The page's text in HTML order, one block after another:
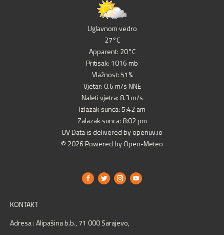
Uglavnom vedro
27°C
Apparent: 20°C
Pritisak: 1016 mb
Vlažnost: 51%
Vjetar: 0.6 m/s NNE
Naleti vjetra: 8.3 m/s
Izlazak sunca: 5:42 am
Zalazak sunca: 8:02 pm
UV Data is delivered by openuv.io
© 2026 Powered by Open-Meteo
KONTAKT
Adresa : Alipašina b.b., 71 000 Sarajevo,